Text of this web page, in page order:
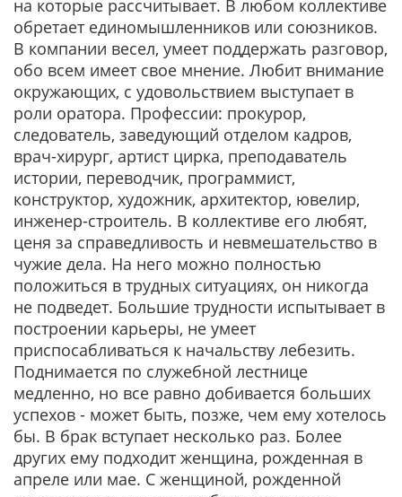
на которые рассчитывает. В любом коллективе
обретает единомышленников или союзников.
В компании весел, умеет поддержать разговор,
обо всем имеет свое мнение. Любит внимание
окружающих, с удовольствием выступает в
роли оратора. Профессии: прокурор,
следователь, заведующий отделом кадров,
врач-хирург, артист цирка, преподаватель
истории, переводчик, программист,
конструктор, художник, архитектор, ювелир,
инженер-строитель. В коллективе его любят,
ценя за справедливость и невмешательство в
чужие дела. На него можно полностью
положиться в трудных ситуациях, он никогда
не подведет. Большие трудности испытывает в
построении карьеры, не умеет
приспосабливаться к начальству лебезить.
Поднимается по служебной лестнице
медленно, но все равно добивается больших
успехов - может быть, позже, чем ему хотелось
бы. В брак вступает несколько раз. Более
других ему подходит женщина, рожденная в
апреле или мае. С женщиной, рожденной